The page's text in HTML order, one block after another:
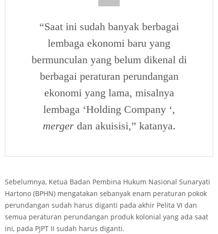
“Saat ini sudah banyak berbagai
lembaga ekonomi baru yang
bermunculan yang belum dikenal di
berbagai peraturan perundangan
ekonomi yang lama, misalnya
lembaga ‘Holding Company ‘,
merger dan akuisisi,” katanya.
Sebelumnya, Ketua Badan Pembina Hukum Nasional Sunaryati
Hartono (BPHN) mengatakan sebanyak enam peraturan pokok
perundangan sudah harus diganti pada akhir Pelita VI dan
semua peraturan perundangan produk kolonial yang ada saat
ini, pada PJPT II sudah harus diganti.